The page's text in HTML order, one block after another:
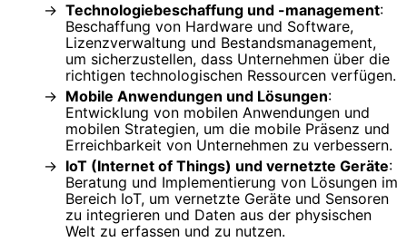
Technologiebeschaffung und -management:
Beschaffung von Hardware und Software,
Lizenzverwaltung und Bestandsmanagement,
um sicherzustellen, dass Unternehmen über die
richtigen technologischen Ressourcen verfügen.
Mobile Anwendungen und Lösungen:
Entwicklung von mobilen Anwendungen und
mobilen Strategien, um die mobile Präsenz und
Erreichbarkeit von Unternehmen zu verbessern.
IoT (Internet of Things) und vernetzte Geräte:
Beratung und Implementierung von Lösungen im
Bereich IoT, um vernetzte Geräte und Sensoren
zu integrieren und Daten aus der physischen
Welt zu erfassen und zu nutzen.